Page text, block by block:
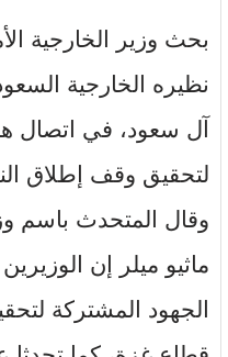
بحث وزير الخارجية
نظيره الخارجية
آل سعود، في اتصال
لتحقيق وقف إطلاق
وقال المتحدث باسم
ماثيو ميلر إن
الجهود المشتركة